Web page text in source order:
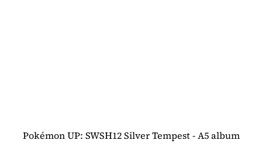
Pokémon UP: SWSH12 Silver Tempest - A5 album